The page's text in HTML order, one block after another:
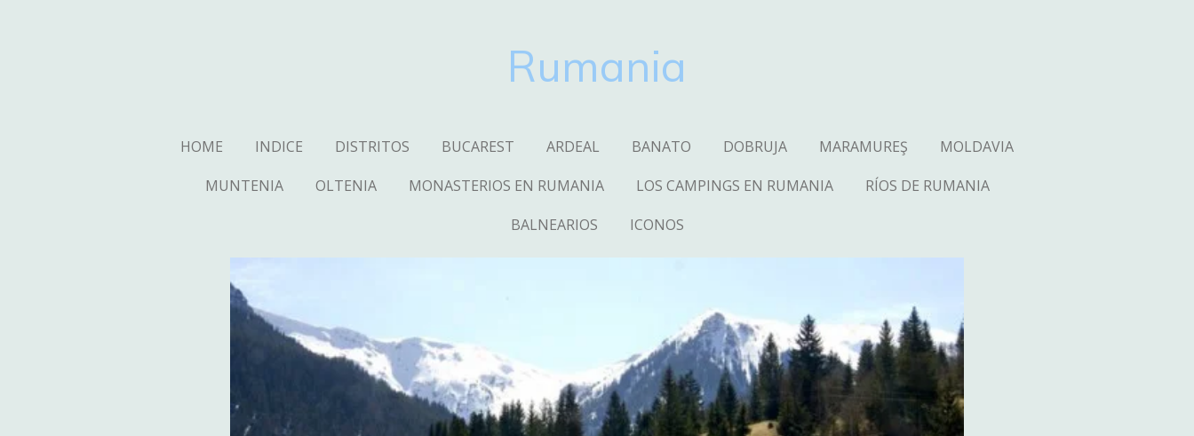
Rumania
HOME INDICE DISTRITOS BUCAREST ARDEAL BANATO DOBRUJA MARAMUREŞ
MOLDAVIA
MUNTENIA
OLTENIA MONASTERIOS EN RUMANIA LOS CAMPINGS EN RUMANIA
RÍOS DE RUMANIA
BALNEARIOS
ICONOS